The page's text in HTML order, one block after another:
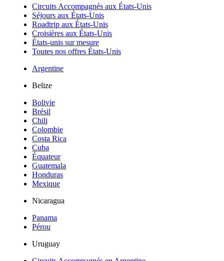
Circuits Accompagnés aux États-Unis
Séjours aux États-Unis
Roadtrip aux États-Unis
Croisières aux États-Unis
États-unis sur mesure
Toutes nos offres États-Unis
Argentine
Belize
Bolivie
Brésil
Chili
Colombie
Costa Rica
Cuba
Équateur
Guatemala
Honduras
Mexique
Nicaragua
Panama
Pérou
Uruguay